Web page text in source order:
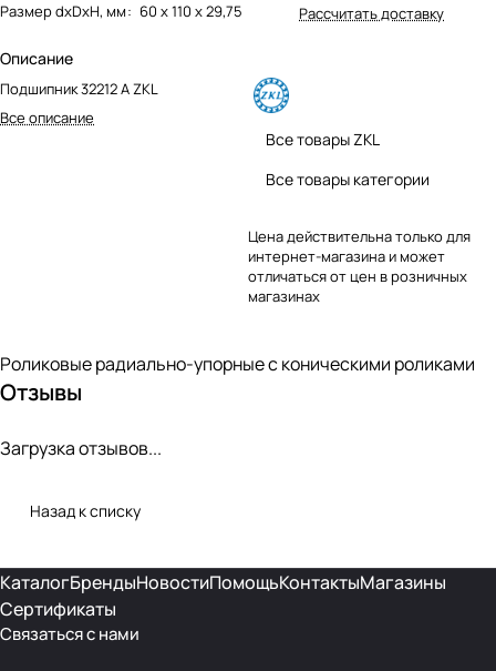
Размер dxDxH, мм: 60 х 110 х 29,75
Описание
Подшипник 32212 A ZKL
Все описание
Рассчитать доставку
Все товары ZKL
Все товары категории
Цена действительна только для
интернет-магазина и может
отличаться от цен в розничных
магазинах
Роликовые радиально-упорные с коническими роликами
Отзывы
Загрузка отзывов...
Назад к списку
КаталогБрендыНовостиПомощьКонтактыМагазины
Сертификаты
Связаться с нами